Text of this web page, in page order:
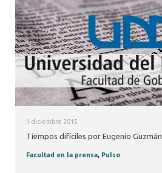
1 diciembre 2015
Tiempos difíciles por Eugenio Guzmán
Facultad en la prensa, Pulso